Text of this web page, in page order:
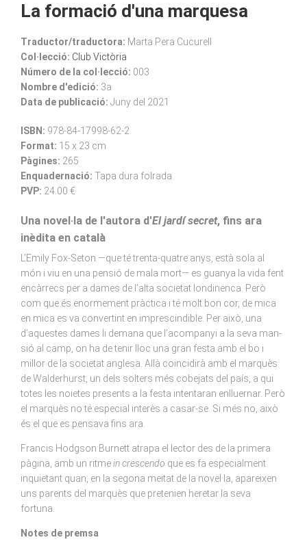
La formació d'una marquesa
Traductor/traductora: Marta Pera Cucurell
Col·lecció: Club Victòria
Número de la col·lecció: 003
Nombre d'edició: 3a
Data de publicació: Juny del 2021
ISBN: 978-84-17998-62-2
Format: 15 x 23 cm
Pàgines: 265
Enquadernació: Tapa dura folrada
PVP: 24.00 €
Una novel·la de l'autora d'El jardí secret, fins ara
inèdita en català
L’Emily Fox-Seton —que té trenta-quatre anys, està sola al
món i viu en una pensió de mala mort— es guanya la vida fent
encàrrecs per a dames de l’alta societat londinenca. Però
com que és enormement pràctica i té molt bon cor, de mica
en mica es va convertint en imprescindible. Per això, una
d’aquestes dames li demana que l’acompanyi a la seva man­
sió al camp, on ha de tenir lloc una gran festa amb el bo i
millor de la societat anglesa. Allà coincidirà amb el marquès
de Walderhurst, un dels solters més cobejats del país, a qui
totes les noietes presents a la festa intentaran enlluernar. Però
el marquès no té especial interès a casar-se. Si més no, això
és el que es pensava fins ara.
Francis Hodgson Burnett atrapa el lector des de la primera
pàgina, amb un ritmein crescendo que es fa especialment
inquietant quan, en la segona meitat de la novel·la, aparei­xen
uns parents del marquès que pretenien heretar la seva
fortuna.
Notes de premsa